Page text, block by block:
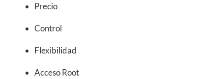
Precio
Control
Flexibilidad
Acceso Root